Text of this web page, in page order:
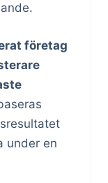
företag
under en